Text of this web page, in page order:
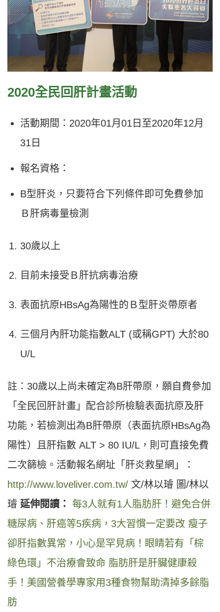
2020全民回肝計畫活動
活動期間：2020年01月01日至2020年12月
31日
報名資格：
B型肝炎，只要符合下列條件即可免費參加
Ｂ肝病毒量檢測
30歲以上
目前未接受Ｂ肝抗病毒治療
表面抗原HBsAg為陽性的Ｂ型肝炎帶原者
三個月內肝功能指數ALT (或稱GPT) 大於80
U/L
註：30歲以上尚未確定為B肝帶原，願自費參加
「全民回肝計畫」配合診所檢驗表面抗原及肝
功能，若檢測出為B肝帶原（表面抗原HBsAg為
陽性）且肝指數 ALT > 80 IU/L，則可直接免費
二次篩檢。活動報名網址「肝炎救星網」：
http://www.loveliver.com.tw/ 文/林以璿 圖/林以
璿 延伸閱讀： 每3人就有1人脂肪肝！避免合併
糖尿病、肝癌等5疾病，3大習慣一定要改 瘦子
卻肝指數異常，小心是罕見病！眼睛若有「棕
綠色環」不治療會致命 脂肪肝是肝臟健康殺
手！美國營養學專家用3種食物幫助清掉多餘脂
肪